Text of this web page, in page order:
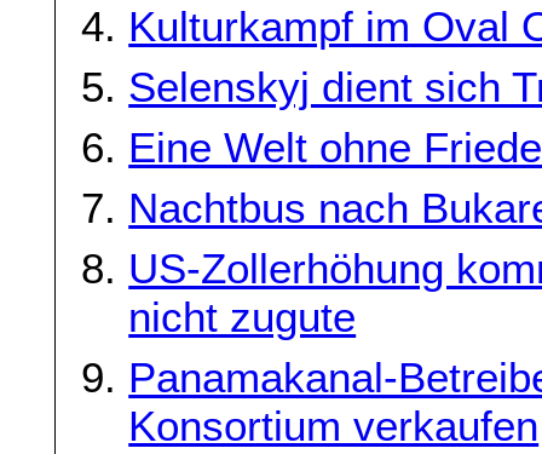
Kulturkampf im Oval
Selenskyj dient sich
Eine Welt ohne
Nachtbus nach
US-Zollerhöhung
nicht zugute
Panamakanal-
Konsortium verkaufen